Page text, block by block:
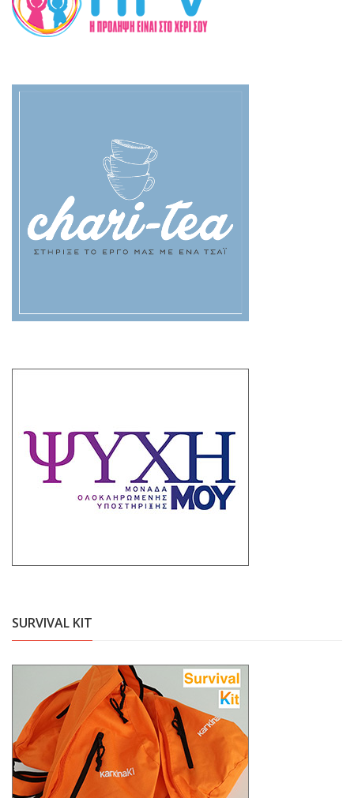
SURVIVAL KIT